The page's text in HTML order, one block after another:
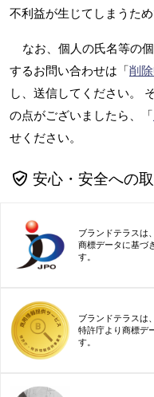
不利益が生じてしまうため
なお、個人の氏名等の
するお問い合わせは「削
し、送信してください。
の点がございましたら、「
せください。
安心・安全への
ブランドテラスは
商標データに基づ
す。
ブランドテラスは
特許庁より商標デ
す。